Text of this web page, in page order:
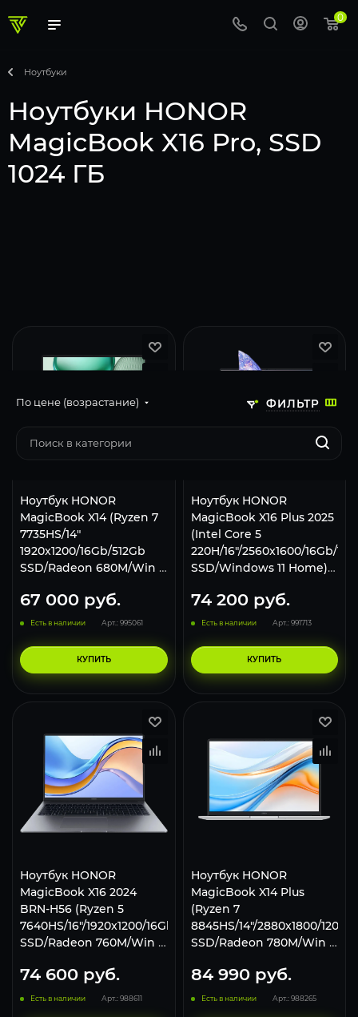
0
Ноутбуки
Ноутбуки HONOR
MagicBook X16 Pro, SSD
1024 ГБ
ФИЛЬТР
По цене (возрастание)
Ноутбук HONOR
MagicBook X14 (Ryzen 7
7735HS/14"
1920x1200/16Gb/512Gb
SSD/Radeon 680M/Win 11
67 000 руб.
Есть в наличии Арт.: 995061
КУПИТЬ
Ноутбук HONOR
MagicBook X16 Plus 2025
(Intel Core 5
220H/16"/2560x1600/16Gb/1Tb
SSD/Windows 11 Home)
74 200руб.
Есть в наличии Арт.: 991713
КУПИТЬ
Ноутбук HONOR
MagicBook X16 2024
BRN-H56 (Ryzen 5
7640HS/16"/1920x1200/16Gb/1Tb
SSD/Radeon 760M/Win 11
74 600 руб.
Есть в наличии Арт.: 988611
Ноутбук HONOR
MagicBook X14 Plus
(Ryzen 7
8845HS/14"/2880x1800/
SSD/Radeon 780M/Win 11
84 990руб.
Есть в наличии Арт.: 988265